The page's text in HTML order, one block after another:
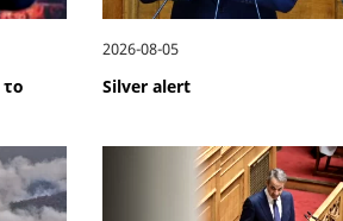
2026-08-05
Silver alert